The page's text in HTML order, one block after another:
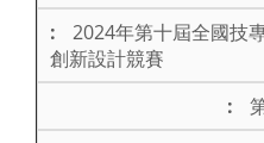
2024年第十屆全國技
創新設計競賽